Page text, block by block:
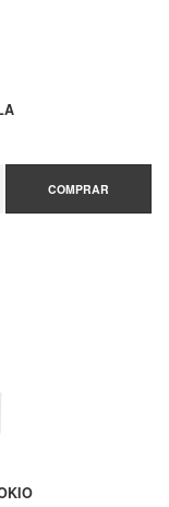
COMPRAR